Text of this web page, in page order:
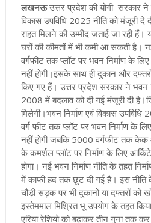
लखनऊउत्तर प्रदेश की योगी सरकार ने
विकास उपविधि 2025 नीति को मंजूरी
राहत मिलने की उम्मीद जताई जा रही हैं।
घरों की कीमतों में भी कमी आ सकती है।
वर्गफीट तक प्लॉट पर भवन निर्माण के
नहीं होगी।इसके साथ ही दुकान और
किए गए हैं। उत्तर प्रदेश सरकार ने भवन
2008 में बदलाव को दी गई मंजूरी दी है।
मिलेगी।भवन निर्माण एवं विकास
वर्ग फीट तक प्लॉट पर भवन निर्माण के
नहीं होगी जबकि 5000 वर्गफीट तक
के कमर्शल प्लॉट पर निर्माण के लिए
होगा। नई भवन निर्माण नीति के तहत
में काफी हद तक छूट दी गई है। इस
चौड़ी सड़क पर भी दुकानों या दफ्तरों को
इस्तेममाल मिश्रित भू उपयोग के तहत
एरिया रेशियो को बढ़ाकर तीन गुना तक कर